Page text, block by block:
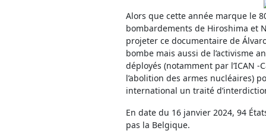
Alors que cette année marque le
bombardements de Hiroshima et
projeter ce documentaire de
bombe mais aussi de l’activisme
déployés (notamment par l’ICAN
l’abolition des armes nucléaires)
international un traité
En date du 16 janvier 2024, 94
pas la Belgique.